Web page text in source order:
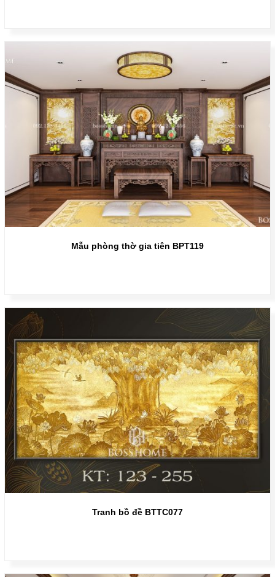
Mẫu phòng thờ gia tiên BPT119
Tranh bồ đề BTTC077